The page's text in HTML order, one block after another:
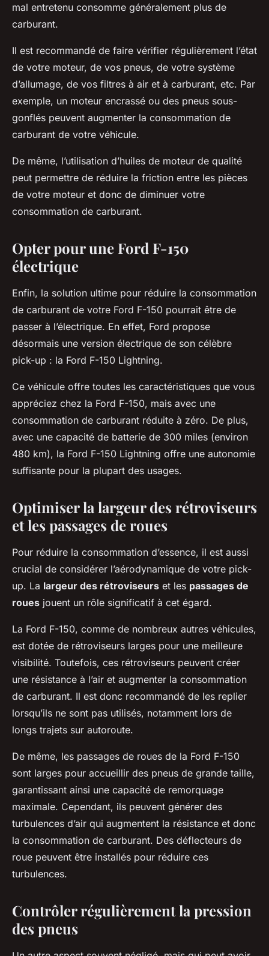
mal entretenu consomme généralement plus de
carburant.
Il est recommandé de faire vérifier régulièrement l’état
de votre moteur, de vos pneus, de votre système
d’allumage, de vos filtres à air et à carburant, etc. Par
exemple, un moteur encrassé ou des pneus sous-
gonflés peuvent augmenter la consommation de
carburant de votre véhicule.
De même, l’utilisation d’huiles de moteur de qualité
peut permettre de réduire la friction entre les pièces
de votre moteur et donc de diminuer votre
consommation de carburant.
Opter pour une Ford F-150
électrique
Enfin, la solution ultime pour réduire la consommation
de carburant de votre Ford F-150 pourrait être de
passer à l’électrique. En effet, Ford propose
désormais une version électrique de son célèbre
pick-up : la Ford F-150 Lightning.
Ce véhicule offre toutes les caractéristiques que vous
appréciez chez la Ford F-150, mais avec une
consommation de carburant réduite à zéro. De plus,
avec une capacité de batterie de 300 miles (environ
480 km), la Ford F-150 Lightning offre une autonomie
suffisante pour la plupart des usages.
Optimiser la largeur des rétroviseurs
et les passages de roues
Pour réduire la consommation d’essence, il est aussi
crucial de considérer l’aérodynamique de votre pick-
up. La largeur des rétroviseurs et les passages de
roues jouent un rôle significatif à cet égard.
La Ford F-150, comme de nombreux autres véhicules,
est dotée de rétroviseurs larges pour une meilleure
visibilité. Toutefois, ces rétroviseurs peuvent créer
une résistance à l’air et augmenter la consommation
de carburant. Il est donc recommandé de les replier
lorsqu’ils ne sont pas utilisés, notamment lors de
longs trajets sur autoroute.
De même, les passages de roues de la Ford F-150
sont larges pour accueillir des pneus de grande taille,
garantissant ainsi une capacité de remorquage
maximale. Cependant, ils peuvent générer des
turbulences d’air qui augmentent la résistance et donc
la consommation de carburant. Des déflecteurs de
roue peuvent être installés pour réduire ces
turbulences.
Contrôler régulièrement la pression
des pneus